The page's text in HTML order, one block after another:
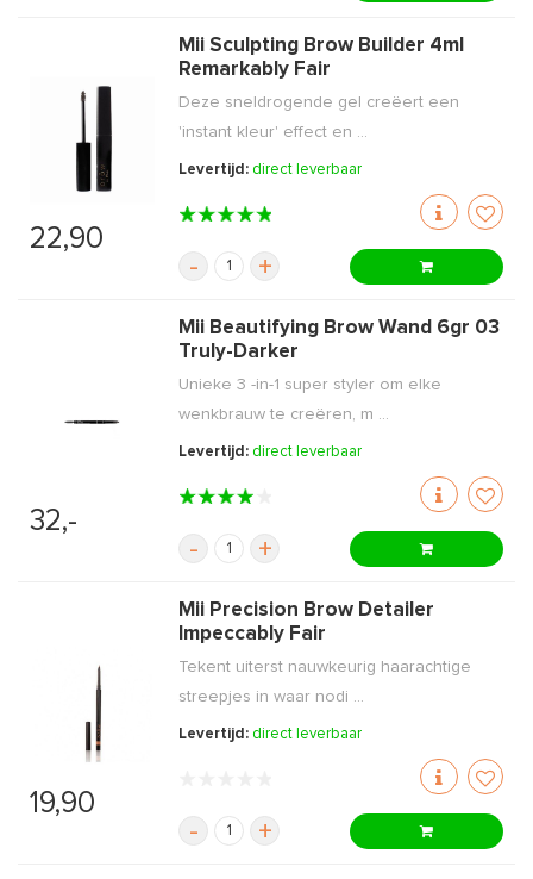
22,90
Mii Sculpting Brow Builder 4ml
Remarkably Fair
Deze sneldrogende gel creëert een
'instant kleur' effect en ...
Levertijd: direct leverbaar
- +
32,-
Mii Beautifying Brow Wand 6gr 03
Truly-Darker
Unieke 3 -in-1 super styler om elke
wenkbrauw te creëren, m ...
Levertijd: direct leverbaar
- +
19,90
Mii Precision Brow Detailer
Impeccably Fair
Tekent uiterst nauwkeurig haarachtige
streepjes in waar nodi ...
Levertijd: direct leverbaar
- +